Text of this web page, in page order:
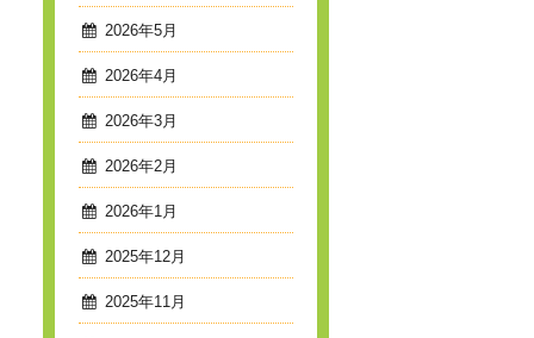
2026年5月
2026年4月
2026年3月
2026年2月
2026年1月
2025年12月
2025年11月